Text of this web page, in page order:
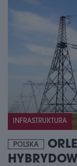
INFRASTRUKTURA
POLSKA